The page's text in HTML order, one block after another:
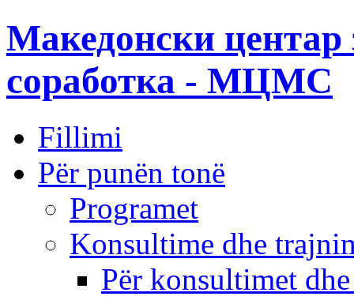
Македонски центар
соработка - МЦМС
Fillimi
Për punën tonë
Programet
Konsultime dhe
Për konsultimet